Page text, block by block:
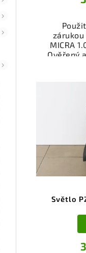
zárukou
MICRA
Ověřený
nebo
eshop.
v
Světlo